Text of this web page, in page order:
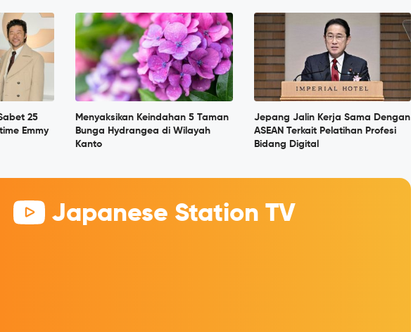
25
Emmy
Menyaksikan Keindahan 5 Taman
Bunga Hydrangea di Wilayah
Kanto
Jepang Jalin Kerja Sama Dengan
ASEAN Terkait Pelatihan Profesi
Bidang Digital
Japanese Station TV